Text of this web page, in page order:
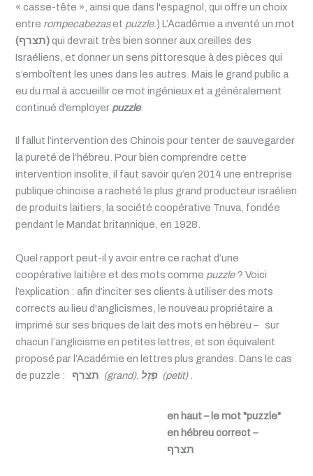
« casse-tête », ainsi que dans l'espagnol, qui offre un choix
entre rompecabezaset puzzle.) L’Académie a inventé un mot
(תצרף)qui devrait très bien sonner aux oreilles des
Israéliens, et donner un sens pittoresque à des pièces qui
s’emboîtent les unes dans les autres. Mais le grand public a
eu du mal à accueillir ce mot ingénieux et a généralement
continué d’employer puzzle.
Il fallut l’intervention des Chinois pour tenter de sauvegarder
la pureté de l’hébreu. Pour bien comprendre cette
intervention insolite, il faut savoir qu’en 2014 une entreprise
publique chinoise a racheté le plus grand producteur israélien
de produits laitiers, la société coopérative Tnuva, fondée
pendant le Mandat britannique, en 1928.
Quel rapport peut-il y avoir entre ce rachat d’une
coopérative laitière et des mots comme puzzle? Voici
l’explication : afin d’inciter ses clients à utiliser des mots
corrects au lieu d'anglicismes, le nouveau propriétaire a
imprimé sur ses briques de lait des mots en hébreu – sur
chacun l’anglicisme en petites lettres, et son équivalent
proposé par l’Académie en lettres plus grandes. Dans le cas
de puzzle : תצרף (grand), פָּזֶל (petit)
en haut – le mot "puzzle"
en hébreu correct –
תצרף